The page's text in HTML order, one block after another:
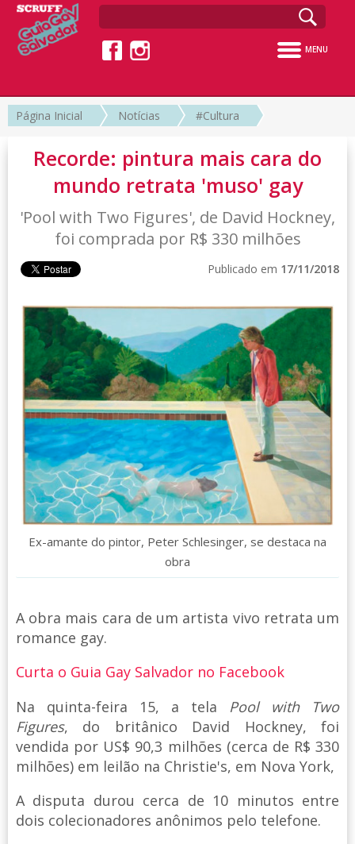
MENU
Página Inicial Notícias #Cultura
Recorde: pintura mais cara do
mundo retrata 'muso' gay
'Pool with Two Figures', de David Hockney,
foi comprada por R$ 330 milhões
Publicado em 17/11/2018
Ex-amante do pintor, Peter Schlesinger, se destaca na
obra
A obra mais cara de um artista vivo retrata um
romance gay.
Curta o Guia Gay Salvador no Facebook
Na quinta-feira 15, a tela Pool with Two
Figures, do britânico David Hockney, foi
vendida por US$ 90,3 milhões (cerca de R$ 330
milhões) em leilão na Christie's, em Nova York,
A disputa durou cerca de 10 minutos entre
dois colecionadores anônimos pelo telefone.